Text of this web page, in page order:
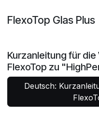
FlexoTop Glas Plus
Kurzanleitung für
FlexoTop zu
Deutsch: